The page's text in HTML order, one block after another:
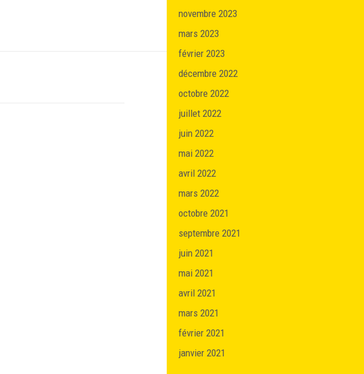
novembre 2023
mars 2023
février 2023
décembre 2022
octobre 2022
juillet 2022
juin 2022
mai 2022
avril 2022
mars 2022
octobre 2021
septembre 2021
juin 2021
mai 2021
avril 2021
mars 2021
février 2021
janvier 2021